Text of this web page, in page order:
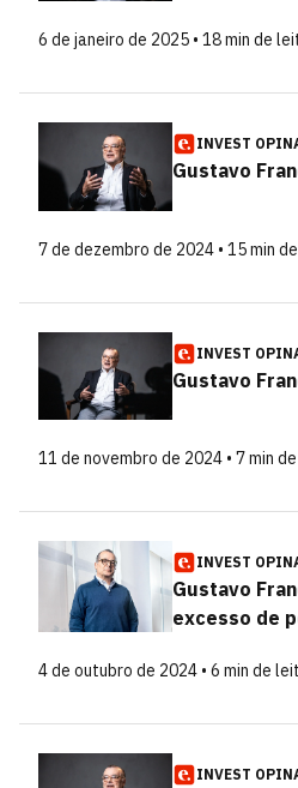
6 de janeiro de 2025 • 18 min de
INVEST
Gustavo
7 de dezembro de 2024 • 15 min
INVEST
Gustavo
11 de novembro de 2024 • 7 min
INVEST
Gustavo
excesso de
4 de outubro de 2024 • 6 min de
INVEST